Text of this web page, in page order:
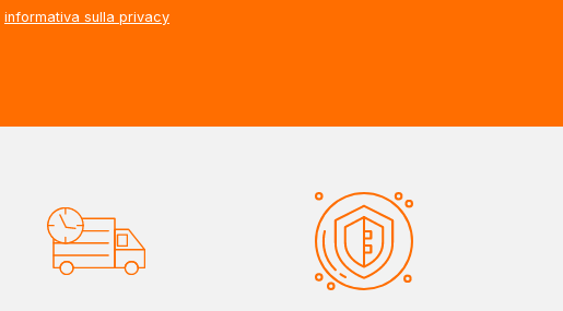
informativa sulla privacy